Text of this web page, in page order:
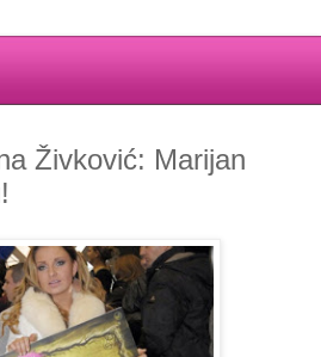
Živković: Marijan